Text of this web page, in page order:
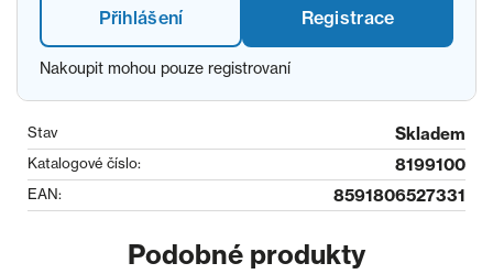
Přihlášení Registrace
Nakoupit mohou pouze registrovaní
Stav Skladem
Katalogové číslo: 8199100
EAN: 8591806527331
Podobné produkty